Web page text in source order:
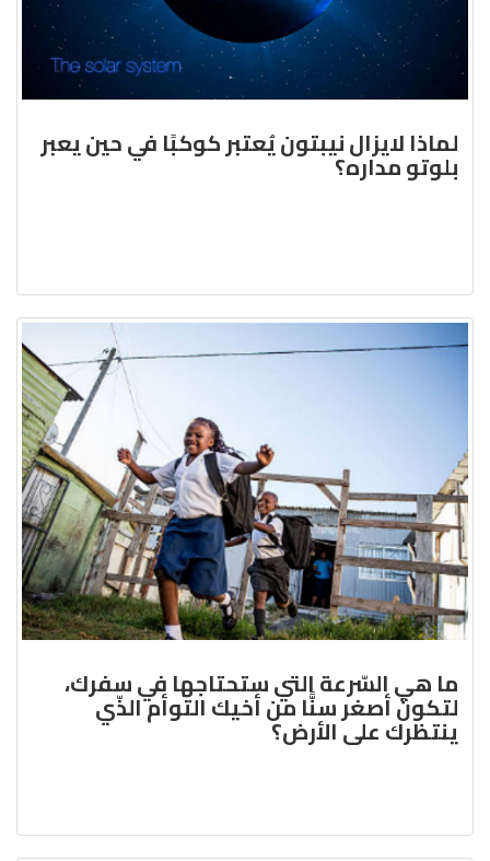
لماذا لايزال نيبتون يُعتبر كوكبًا في حين يعبر
بلوتو مداره؟
ما هي السّرعة التي ستحتاجها في سفرك،
لتكونَ أصغر سنًّا من أخيك التوأم الذّي
ينتظرك على الأرض؟